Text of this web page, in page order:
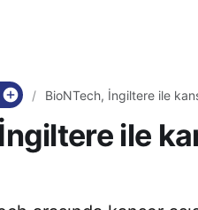
BioNTech, İngiltere ile
ile